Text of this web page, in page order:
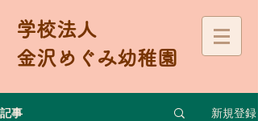
学校法人
金沢めぐみ幼稚園
記事 新規登録